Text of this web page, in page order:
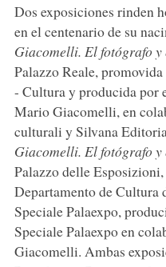
Dos exposiciones rinden
en el centenario de su
Giacomelli. El fotógrafo y
Palazzo Reale,
- Cultura y producida por
Mario Giacomelli, en
culturali y Silvana
Giacomelli. El fotógrafo
Palazzo delle
Departamento de Cultura
Speciale Palaexpo,
Speciale Palaexpo en
Giacomelli. Ambas